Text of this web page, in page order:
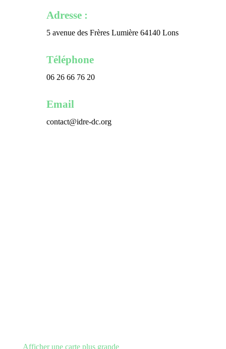
Adresse :
5 avenue des Frères Lumière 64140 Lons
Téléphone
06 26 66 76 20
Email
contact@idre-dc.org
Afficher une carte plus grande